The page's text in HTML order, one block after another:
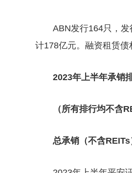
ABN发行164只，
计178亿元。融资租赁债
2023年上半年承销
（所有排行均不含
总承销（不含REITs